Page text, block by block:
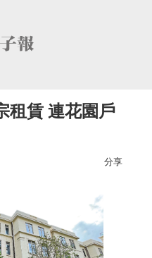
租賃 連花園戶
分享